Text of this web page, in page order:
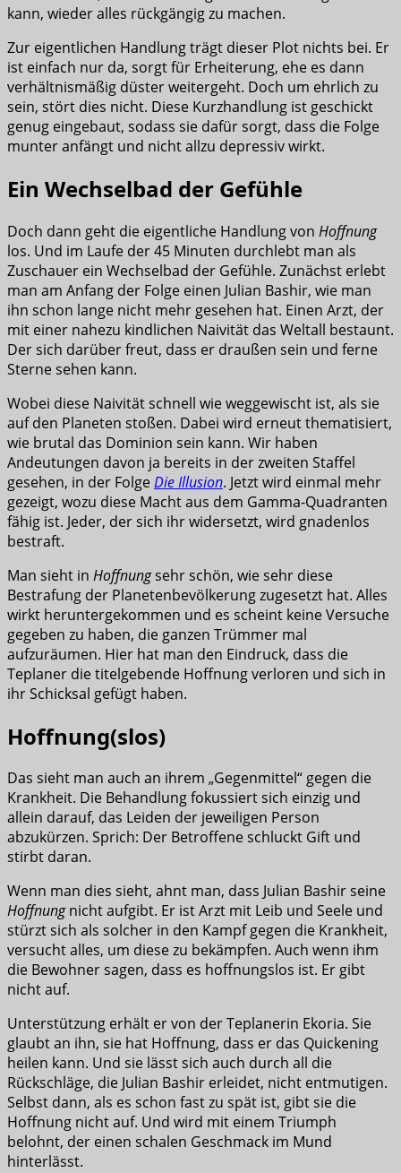
kann, wieder alles rückgängig zu machen.
Zur eigentlichen Handlung trägt dieser Plot nichts bei. Er
ist einfach nur da, sorgt für Erheiterung, ehe es dann
verhältnismäßig düster weitergeht. Doch um ehrlich zu
sein, stört dies nicht. Diese Kurzhandlung ist geschickt
genug eingebaut, sodass sie dafür sorgt, dass die Folge
munter anfängt und nicht allzu depressiv wirkt.
Ein Wechselbad der Gefühle
Doch dann geht die eigentliche Handlung von Hoffnung
los. Und im Laufe der 45 Minuten durchlebt man als
Zuschauer ein Wechselbad der Gefühle. Zunächst erlebt
man am Anfang der Folge einen Julian Bashir, wie man
ihn schon lange nicht mehr gesehen hat. Einen Arzt, der
mit einer nahezu kindlichen Naivität das Weltall bestaunt.
Der sich darüber freut, dass er draußen sein und ferne
Sterne sehen kann.
Wobei diese Naivität schnell wie weggewischt ist, als sie
auf den Planeten stoßen. Dabei wird erneut thematisiert,
wie brutal das Dominion sein kann. Wir haben
Andeutungen davon ja bereits in der zweiten Staffel
gesehen, in der FolgeDie Illusion. Jetzt wird einmal mehr
gezeigt, wozu diese Macht aus dem Gamma-Quadranten
fähig ist. Jeder, der sich ihr widersetzt, wird gnadenlos
bestraft.
Man sieht in Hoffnungsehr schön, wie sehr diese
Bestrafung der Planetenbevölkerung zugesetzt hat. Alles
wirkt heruntergekommen und es scheint keine Versuche
gegeben zu haben, die ganzen Trümmer mal
aufzuräumen. Hier hat man den Eindruck, dass die
Teplaner die titelgebende Hoffnung verloren und sich in
ihr Schicksal gefügt haben.
Hoffnung(slos)
Das sieht man auch an ihrem „Gegenmittel“ gegen die
Krankheit. Die Behandlung fokussiert sich einzig und
allein darauf, das Leiden der jeweiligen Person
abzukürzen. Sprich: Der Betroffene schluckt Gift und
stirbt daran.
Wenn man dies sieht, ahnt man, dass Julian Bashir seine
Hoffnungnicht aufgibt. Er ist Arzt mit Leib und Seele und
stürzt sich als solcher in den Kampf gegen die Krankheit,
versucht alles, um diese zu bekämpfen. Auch wenn ihm
die Bewohner sagen, dass es hoffnungslos ist. Er gibt
nicht auf.
Unterstützung erhält er von der Teplanerin Ekoria. Sie
glaubt an ihn, sie hat Hoffnung, dass er das Quickening
heilen kann. Und sie lässt sich auch durch all die
Rückschläge, die Julian Bashir erleidet, nicht entmutigen.
Selbst dann, als es schon fast zu spät ist, gibt sie die
Hoffnung nicht auf. Und wird mit einem Triumph
belohnt, der einen schalen Geschmack im Mund
hinterlässt.